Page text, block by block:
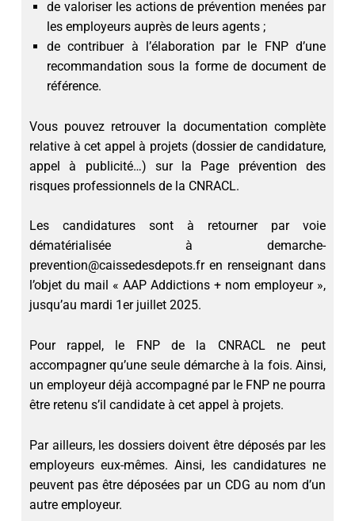
de valoriser les actions de prévention menées par
les employeurs auprès de leurs agents ;
de contribuer à l’élaboration par le FNP d’une
recommandation sous la forme de document de
référence.
Vous pouvez retrouver la documentation complète
relative à cet appel à projets (dossier de candidature,
appel à publicité…) sur la Page prévention des
risques professionnels de la CNRACL.
Les candidatures sont à retourner par voie
dématérialisée à demarche-
prevention@caissedesdepots.fr en renseignant dans
l’objet du mail « AAP Addictions + nom employeur »,
jusqu’au mardi 1er juillet 2025.
Pour rappel, le FNP de la CNRACL ne peut
accompagner qu’une seule démarche à la fois. Ainsi,
un employeur déjà accompagné par le FNP ne pourra
être retenu s’il candidate à cet appel à projets.
Par ailleurs, les dossiers doivent être déposés par les
employeurs eux-mêmes. Ainsi, les candidatures ne
peuvent pas être déposées par un CDG au nom d’un
autre employeur.